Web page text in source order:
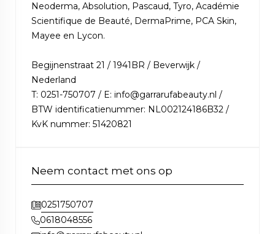
Neoderma, Absolution, Pascaud, Tyro, Académie
Scientifique de Beauté, DermaPrime, PCA Skin,
Mayee en Lycon.
Begijnenstraat 21 / 1941BR / Beverwijk /
Nederland
T: 0251-750707 / E: info@garrarufabeauty.nl /
BTW identificatienummer: NL002124186B32 /
KvK nummer: 51420821
Neem contact met ons op
0251750707
0618048556